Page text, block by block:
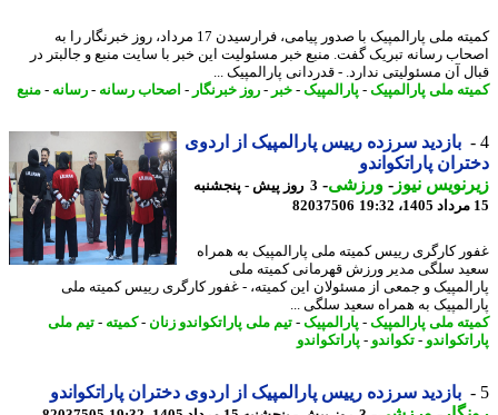
کمیته ملی پارالمپیک با صدور پیامی، فرارسیدن 17 مرداد، روز خبرنگار را به
رسانه تبریک گفت. منبع خبر مسئولیت این خبر با سایت منبع و جالبتر در
آن مسئولیتی ندارد. - قدردانی پارالمپیک ...
ملی پارالمپیک-پارالمپیک-خبر-روز خبرنگار -اصحاب رسانه-رسانه-منبع
بازدید سرزده رییس پارالمپیک از اردوی
پاراتکواندو
نیوز-ورزشی-
3 روز پیش - پنجشنبه
82037506
کارگری رییس کمیته ملی پارالمپیک به همراه
سلگی مدیر ورزش قهرمانی کمیته ملی
و جمعی از مسئولان این کمیته، - غفور کارگری رییس کمیته ملی
به همراه سعید سلگی ...
ملی پارالمپیک-پارالمپیک-تیم ملی پاراتکواندو زنان -کمیته-تیم ملی
-تکواندو-پاراتکواندو
بازدید سرزده رییس پارالمپیک از اردوی دختران پاراتکواندو